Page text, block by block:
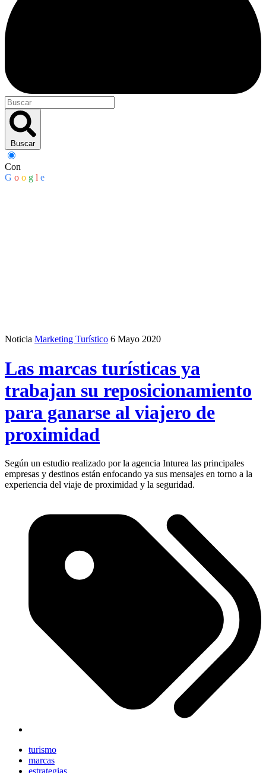
Buscar
Con
G o o g l e
Noticia Marketing Turístico 6 Mayo 2020
Las marcas turísticas ya
trabajan su reposicionamiento
para ganarse al viajero de
proximidad
Según un estudio realizado por la agencia Inturea las principales
empresas y destinos están enfocando ya sus mensajes en torno a la
experiencia del viaje de proximidad y la seguridad.
turismo
marcas
estrategias